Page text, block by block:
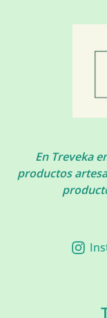
En Treveka
productos